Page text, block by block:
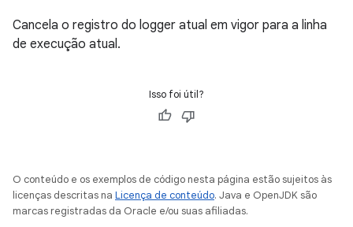
Cancela o registro do logger atual em vigor para a linha
de execução atual.
Isso foi útil?
O conteúdo e os exemplos de código nesta página estão sujeitos às
licenças descritas na Licença de conteúdo. Java e OpenJDK são
marcas registradas da Oracle e/ou suas afiliadas.